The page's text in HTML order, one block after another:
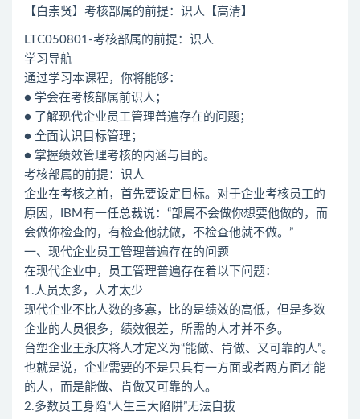
【白崇贤】考核部属的前提：识人【高清】
LTC050801-考核部属的前提：识人
学习导航
通过学习本课程，你将能够：
● 学会在考核部属前识人；
● 了解现代企业员工管理普遍存在的问题；
● 全面认识目标管理；
● 掌握绩效管理考核的内涵与目的。
考核部属的前提：识人
企业在考核之前，首先要设定目标。对于企业考核员工的
原因，IBM有一任总裁说：“部属不会做你想要他做的，而
会做你检查的，有检查他就做，不检查他就不做。”
一、现代企业员工管理普遍存在的问题
在现代企业中，员工管理普遍存在着以下问题：
1.人员太多，人才太少
现代企业不比人数的多寡，比的是绩效的高低，但是多数
企业的人员很多，绩效很差，所需的人才并不多。
台塑企业王永庆将人才定义为“能做、肯做、又可靠的人”。
也就是说，企业需要的不是只具有一方面或者两方面才能
的人，而是能做、肯做又可靠的人。
2.多数员工身陷“人生三大陷阱”无法自拔